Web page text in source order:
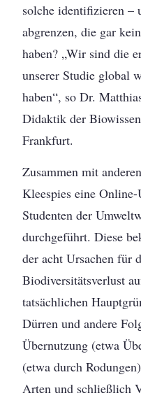
solche identifizieren –
abgrenzen, die gar
haben? „Wir sind die
unserer Studie global
haben“, so Dr.
Didaktik der
Frankfurt.
Zusammen mit
Kleespies eine
Studenten der
durchgeführt. Diese
der acht Ursachen für
Biodiversitätsverlust
tatsächlichen
Dürren und andere
Übernutzung (etwa
(etwa durch
Arten und schließlich